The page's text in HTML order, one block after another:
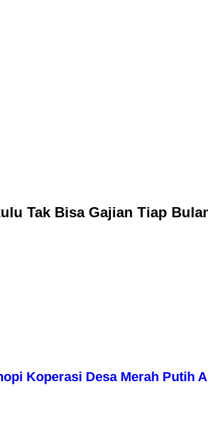
Tak Bisa Gajian Tiap
Koperasi Desa Merah Putih